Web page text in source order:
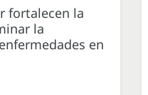
fortalecen la
la
en